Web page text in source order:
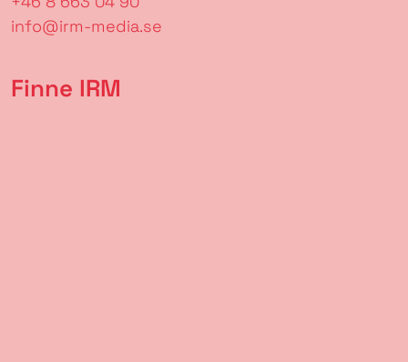
info@irm-media.se
Finne IRM